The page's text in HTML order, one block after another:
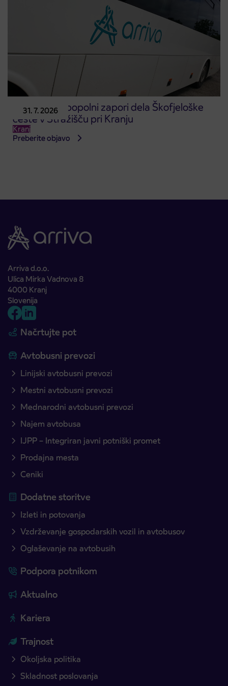
31. 7. 2026
Obvestilo o popolni zapori dela Škofjeloške
ceste v Stražišču pri Kranju
Kranj
Preberite objavo
Arriva d.o.o.
Ulica Mirka Vadnova 8
4000 Kranj
Slovenija
Načrtujte pot
Avtobusni prevozi
Linijski avtobusni prevozi
Mestni avtobusni prevozi
Mednarodni avtobusni prevozi
Najem avtobusa
IJPP – Integriran javni potniški promet
Prodajna mesta
Ceniki
Dodatne storitve
Izleti in potovanja
Vzdrževanje gospodarskih vozil in avtobusov
Oglaševanje na avtobusih
Podpora potnikom
Aktualno
Kariera
Trajnost
Okoljska politika
Skladnost poslovanja